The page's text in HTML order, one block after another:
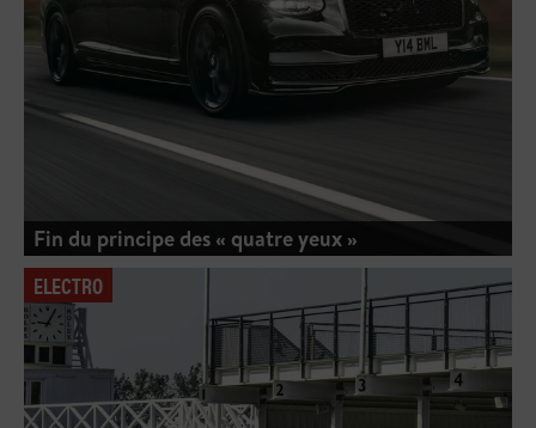
Fin du principe des « quatre yeux »
ELECTRO